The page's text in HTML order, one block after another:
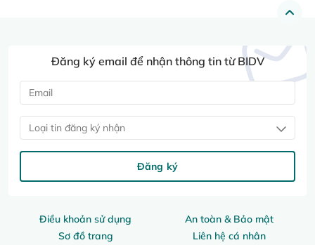
Điều khoản sử dụng
An toàn & Bảo mật
Sơ đồ trang
Liên hệ cá nhân
Đăng ký email để nhận thông tin từ BIDV
Loại tin đăng ký nhận
Đăng ký